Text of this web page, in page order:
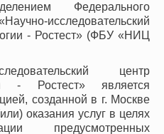
Федерального
исследовательский
- Ростест» (ФБУ «НИЦ
центр
- Ростест» является
созданной в г. Москве
оказания услуг в целях
предусмотренных